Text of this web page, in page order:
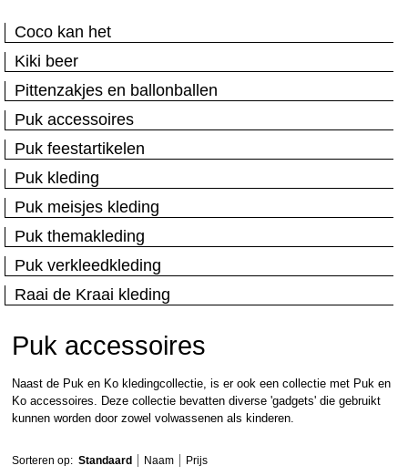
Coco kan het
Kiki beer
Pittenzakjes en ballonballen
Puk accessoires
Puk feestartikelen
Puk kleding
Puk meisjes kleding
Puk themakleding
Puk verkleedkleding
Raai de Kraai kleding
Puk accessoires
Naast de Puk en Ko kledingcollectie, is er ook een collectie met Puk en
Ko accessoires. Deze collectie bevatten diverse 'gadgets' die gebruikt
kunnen worden door zowel volwassenen als kinderen.
Sorteren op: Standaard Naam Prijs